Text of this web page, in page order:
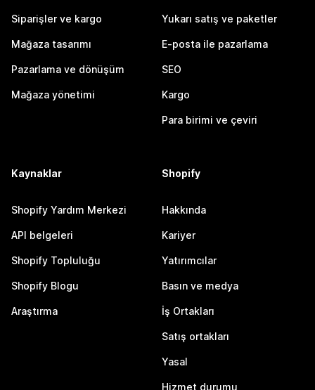
Siparişler ve kargo
Mağaza tasarımı
Pazarlama ve dönüşüm
Mağaza yönetimi
Yukarı satış ve paketler
E-posta ile pazarlama
SEO
Kargo
Para birimi ve çeviri
Kaynaklar
Shopify Yardım Merkezi
API belgeleri
Shopify Topluluğu
Shopify Blogu
Araştırma
Shopify
Hakkında
Kariyer
Yatırımcılar
Basın ve medya
İş Ortakları
Satış ortakları
Yasal
Hizmet durumu